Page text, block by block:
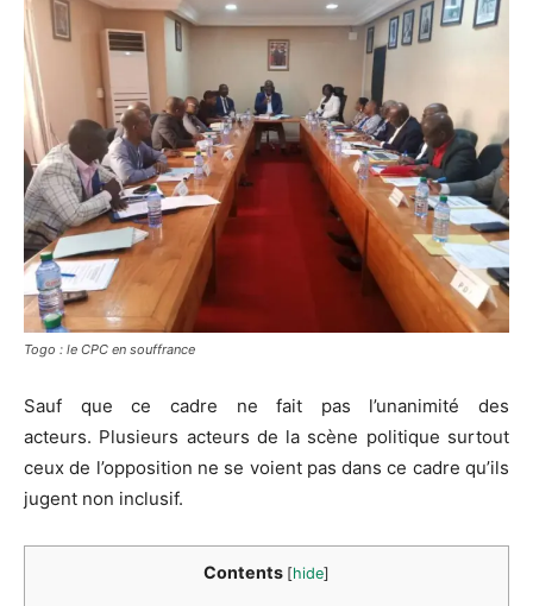
Togo : le CPC en souffrance
Sauf que ce cadre ne fait pas l’unanimité des
acteurs. Plusieurs acteurs de la scène politique surtout
ceux de l’opposition ne se voient pas dans ce cadre qu’ils
jugent non inclusif.
Contents [hide]